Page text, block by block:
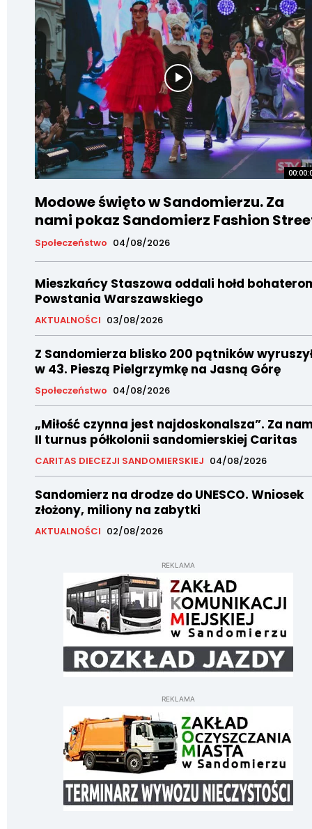
Modowe święto w Sandomierzu. Za
nami pokaz Sandomierz Fashion
Społeczeństwo 04/08/2026
Mieszkańcy Staszowa oddali hołd
Powstania Warszawskiego
AKTUALNOŚCI 03/08/2026
Z Sandomierza blisko 200 pątników
w 43. Pieszą Pielgrzymkę na Jasną Górę
Społeczeństwo 04/08/2026
„Miłość czynna jest najdoskonalsza”. Za
II turnus półkolonii sandomierskiej Caritas
CARITAS DIECEZJI SANDOMIERSKIEJ 04/08/2026
Sandomierz na drodze do UNESCO. Wniosek
złożony, miliony na zabytki
AKTUALNOŚCI 02/08/2026
REKLAMA
REKLAMA